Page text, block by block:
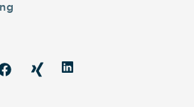
TikTokSnapchat